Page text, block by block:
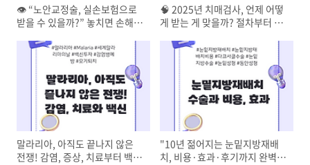
👁️ “노안교정술, 실손보험으로
받을 수 있을까?” 놓치면 손해
🧠 2025년 치매검사, 언제 어떻
게 받는 게 맞을까? 절차부터 무
말라리아, 아직도 끝나지 않은
전쟁! 감염, 증상, 치료부터 백신
"10년 젊어지는 눈밑지방재배
치, 비용·효과·후기까지 완벽